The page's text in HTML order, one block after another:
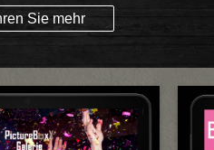
Sie mehr